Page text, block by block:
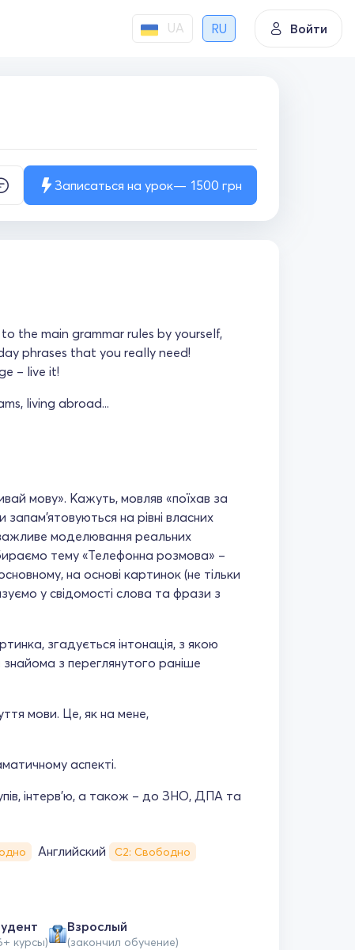
UA RU Войти
Записаться на урок 1500 грн
the main grammar rules by yourself,
phrases that you really need!
– live it!
living abroad...
мову». Кажуть, мовляв «поїхав за
на рівні власних
моделювання реальних
тему «Телефонна розмова» –
на основі картинок (не тільки
у свідомості слова та фрази з
згадується інтонація, з якою
з переглянутого раніше
мови. Це, як на мене,
аспекті.
інтерв’ю, а також – до ЗНО, ДПА та
Английский С2: Свободно
курсы)
Взрослый
(закончил обучение)